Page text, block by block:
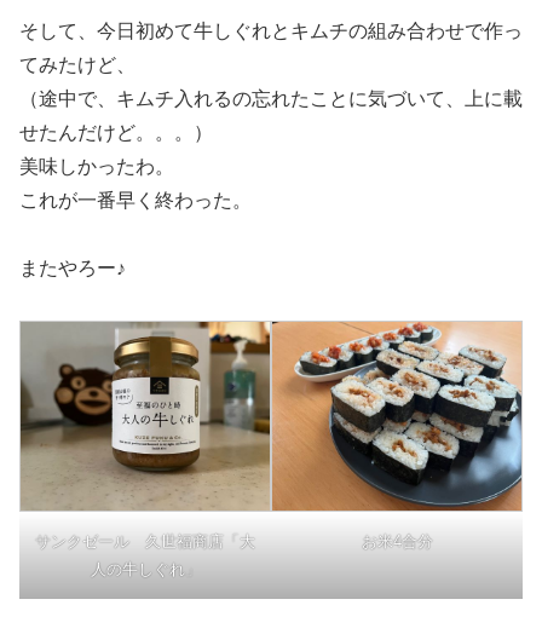
そして、今日初めて牛しぐれとキムチの組み合わせで作っ
てみたけど、
（途中で、キムチ入れるの忘れたことに気づいて、上に載
せたんだけど。。。）
美味しかったわ。
これが一番早く終わった。
またやろー♪
サンクゼール 久世福商店「大
人の牛しぐれ」
お米4合分